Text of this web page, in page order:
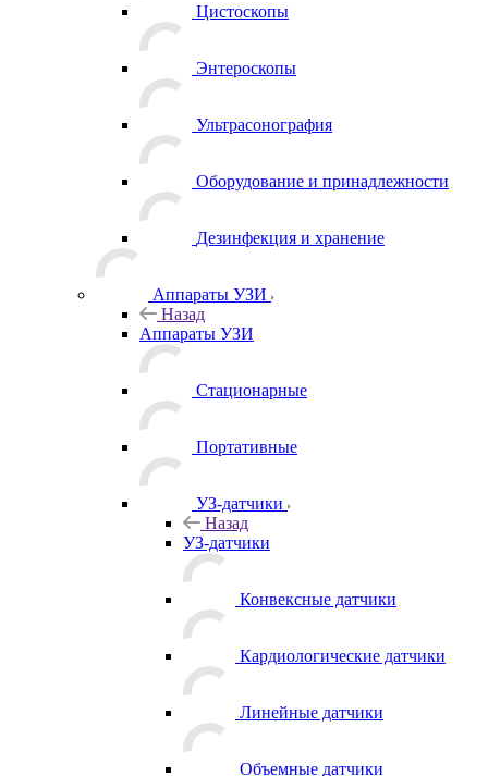
Цистоскопы
Энтероскопы
Ультрасонография
Оборудование и принадлежности
Дезинфекция и хранение
Аппараты УЗИ
Назад
Аппараты УЗИ
Стационарные
Портативные
УЗ-датчики
Назад
УЗ-датчики
Конвексные датчики
Кардиологические датчики
Линейные датчики
Объемные датчики